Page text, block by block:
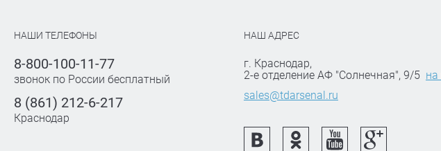
НАШИ ТЕЛЕФОНЫ
8-800-100-11-77
звонок по России бесплатный
8 (861) 212-6-217
Краснодар
НАШ АДРЕС
г. Краснодар,
2-е отделение АФ "Солнечная", 9/5 на
sales@tdarsenal.ru